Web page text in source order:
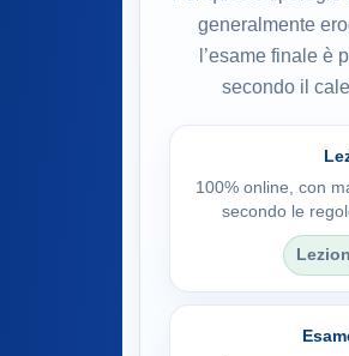
generalmente
l’esame finale è
secondo il
100% online, con
secondo le